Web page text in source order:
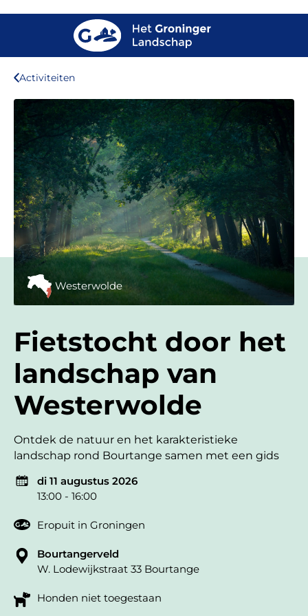
Activiteiten
Westerwolde
Fietstocht door het
landschap van
Westerwolde
Ontdek de natuur en het karakteristieke
landschap rond Bourtange samen met een gids
di 11 augustus 2026
13:00 - 16:00
Eropuit in Groningen
Bourtangerveld
W. Lodewijkstraat 33 Bourtange
Honden niet toegestaan